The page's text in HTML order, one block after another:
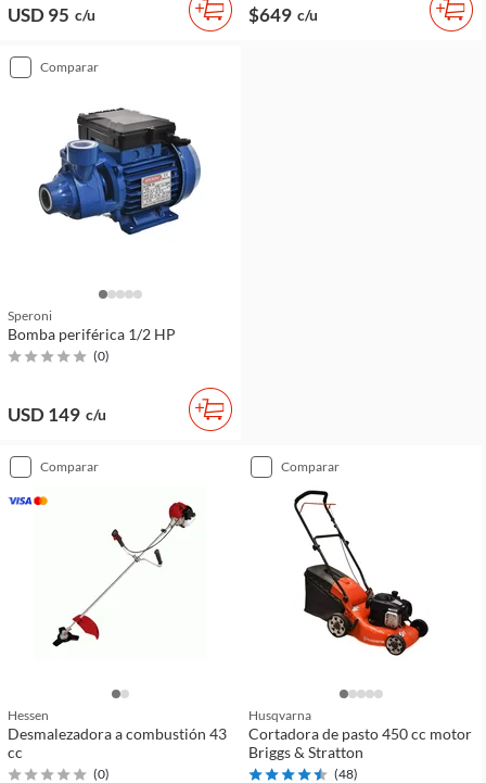
USD 95 c/u $649 c/u
comparar
Speroni
Bomba periférica 1/2 HP
(0)
USD 149 c/u
comparar
Hessen
Desmalezadora a combustión 43
cc
(0)
comparar
Husqvarna
Cortadora de pasto 450 cc motor
Briggs & Stratton
(48)